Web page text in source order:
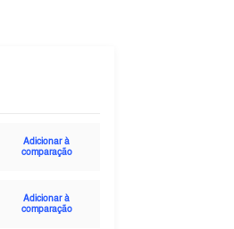
Adicionar à
comparação
Adicionar à
comparação